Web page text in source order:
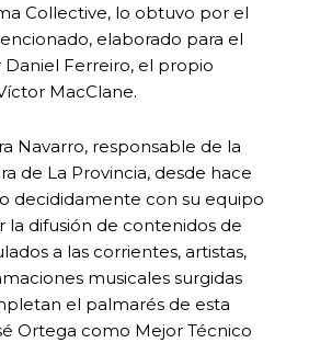
Collective, lo obtuvo por el
elaborado para el
Ferreiro, el propio
MacClane.
Navarro, responsable de la
de La Provincia, desde hace
decididamente con su equipo
la difusión de contenidos de
a las corrientes, artistas,
musicales surgidas
el palmarés de esta
Ortega como Mejor Técnico